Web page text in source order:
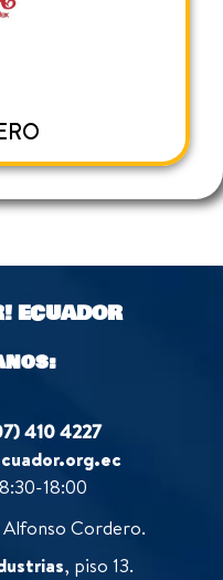
ECUADOR
410 4227
18:00
Cordero.
, piso 13.